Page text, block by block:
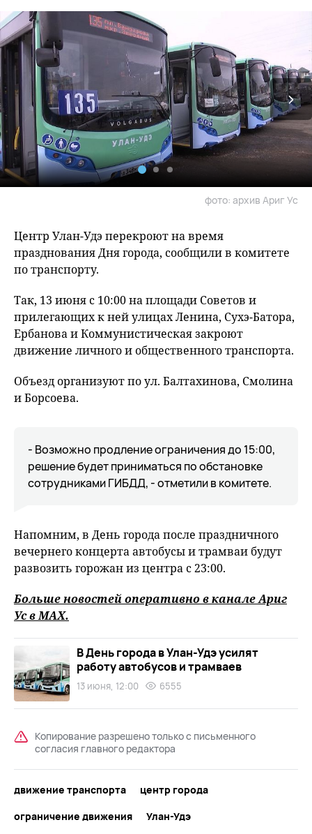
фото: архив Ариг Ус
Центр Улан-Удэ перекроют на время
празднования Дня города, сообщили в комитете
по транспорту.
Так, 13 июня с 10:00 на площади Советов и
прилегающих к ней улицах Ленина, Сухэ-Батора,
Ербанова и Коммунистическая закроют
движение личного и общественного транспорта.
Объезд организуют по ул. Балтахинова, Смолина
и Борсоева.
- Возможно продление ограничения до 15:00,
решение будет приниматься по обстановке
сотрудниками ГИБДД, - отметили в комитете.
Напомним, в День города после праздничного
вечернего концерта автобусы и трамваи будут
развозить горожан из центра с 23:00.
Больше новостей оперативно в канале Ариг
Ус вMAХ.
В День города в Улан-Удэ усилят
работу автобусов и трамваев
13 июня, 12:00 6555
Копирование разрешено только с письменного
согласия главного редактора
движение транспорта
центр города
ограничение движения
Улан-Удэ